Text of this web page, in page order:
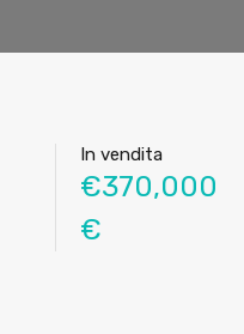
In vendita
€370,000
€